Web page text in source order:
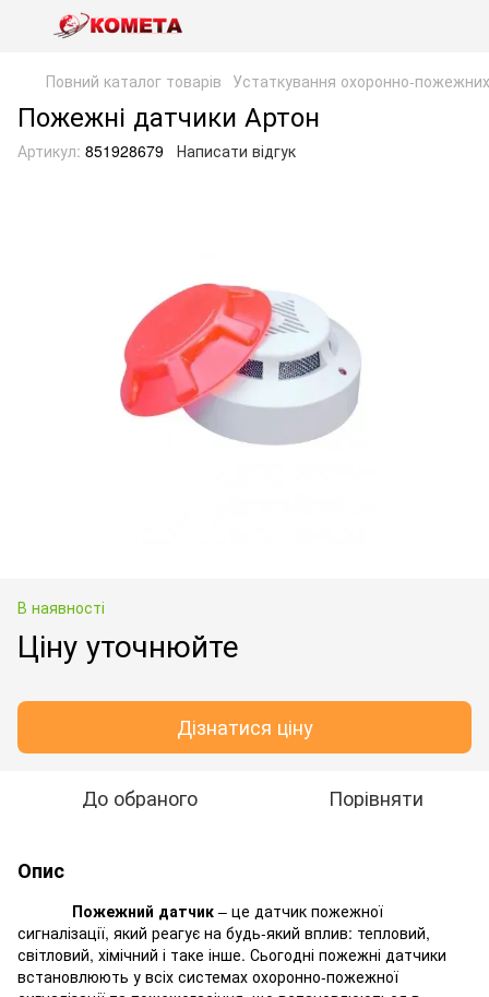
Повний каталог товарів Устаткування охоронно-
Пожежні датчики Артон
Артикул: 851928679 Написати відгук
В наявності
Ціну уточнюйте
Дізнатися ціну
До обраного Порівняти
Опис
Пожежний датчик – це датчик пожежної
сигналізації, який реагує на будь-який вплив: тепловий,
світловий, хімічний і таке інше. Сьогодні пожежні датчики
встановлюють у всіх системах охоронно-пожежної